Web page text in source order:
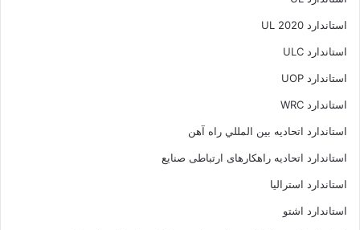
استاندارد UL 2020
استاندارد ULC
استاندارد UOP
استاندارد WRC
استاندارد اتحاديه بين المللي راه آهن
استاندارد اتحادیه راهکارهای ارتباطی صنایع
استاندارد استرالیا
استاندارد اشتو